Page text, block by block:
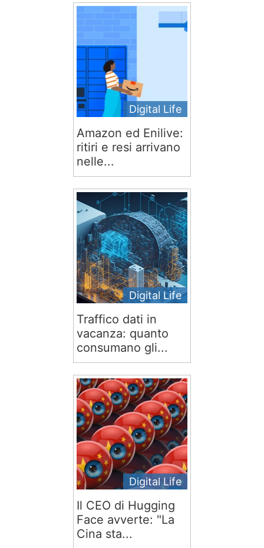
Digital Life
Amazon ed Enilive:
ritiri e resi arrivano
nelle...
Digital Life
Traffico dati in
vacanza: quanto
consumano gli...
Digital Life
Il CEO di Hugging
Face avverte: "La
Cina sta...